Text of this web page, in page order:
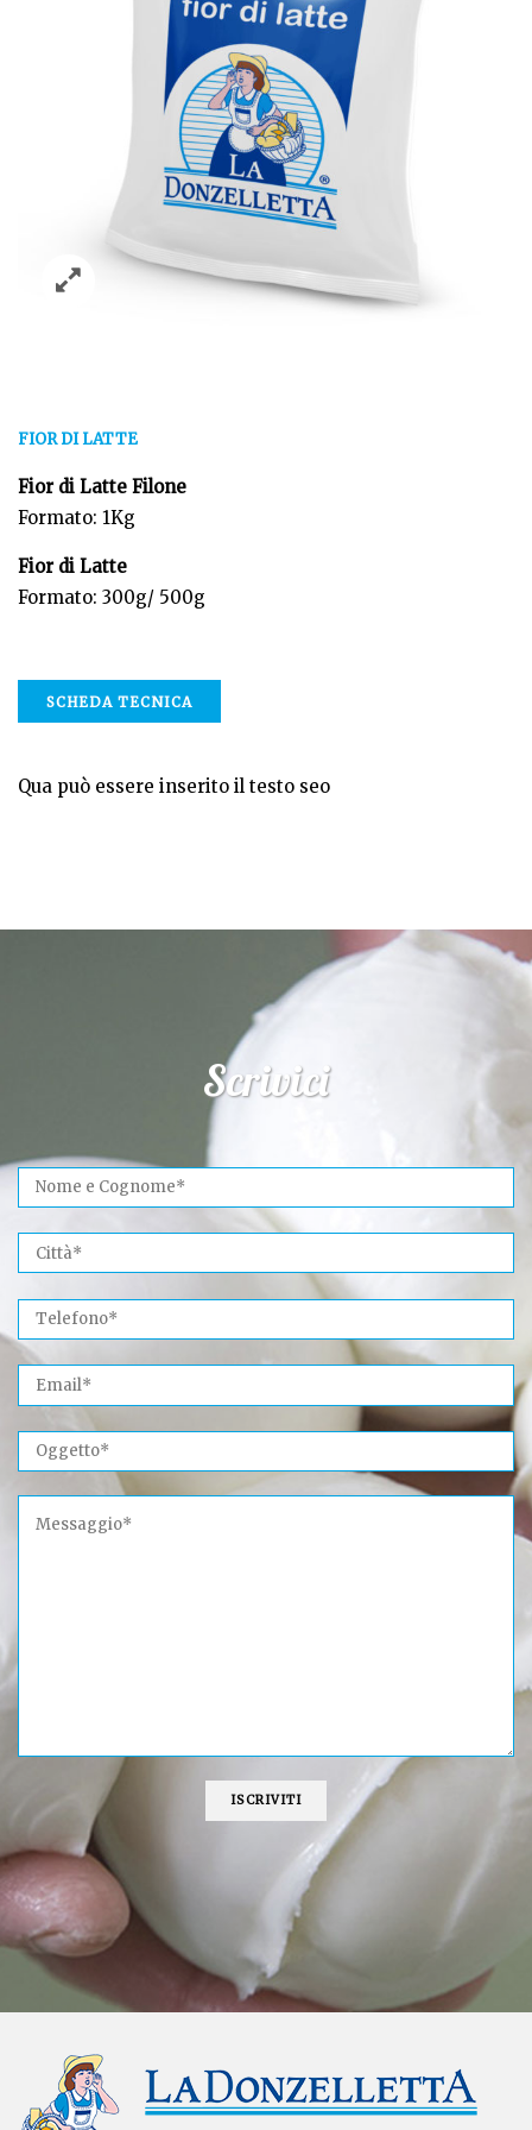
FIOR DI LATTE
Fior di Latte Filone
Formato: 1Kg
Fior di Latte
Formato: 300g/ 500g
SCHEDA TECNICA
Qua può essere inserito il testo seo
Scrivici